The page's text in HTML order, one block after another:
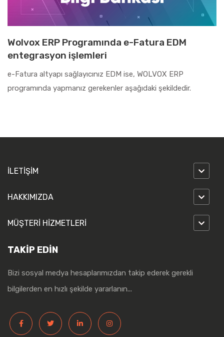
Wolvox ERP Programında e-Fatura EDM
entegrasyon işlemleri
e-Fatura altyapı sağlayıcınız EDM ise, WOLVOX ERP
programında yapmanız gerekenler aşağıdaki şekildedir.
İLETİŞİM
HAKKIMIZDA
MÜŞTERİ HİZMETLERİ
TAKİP EDİN
Bizi sosyal medya hesaplarımızdan takip ederek gerekli
bilgilerden en hızlı şekilde yararlanın...